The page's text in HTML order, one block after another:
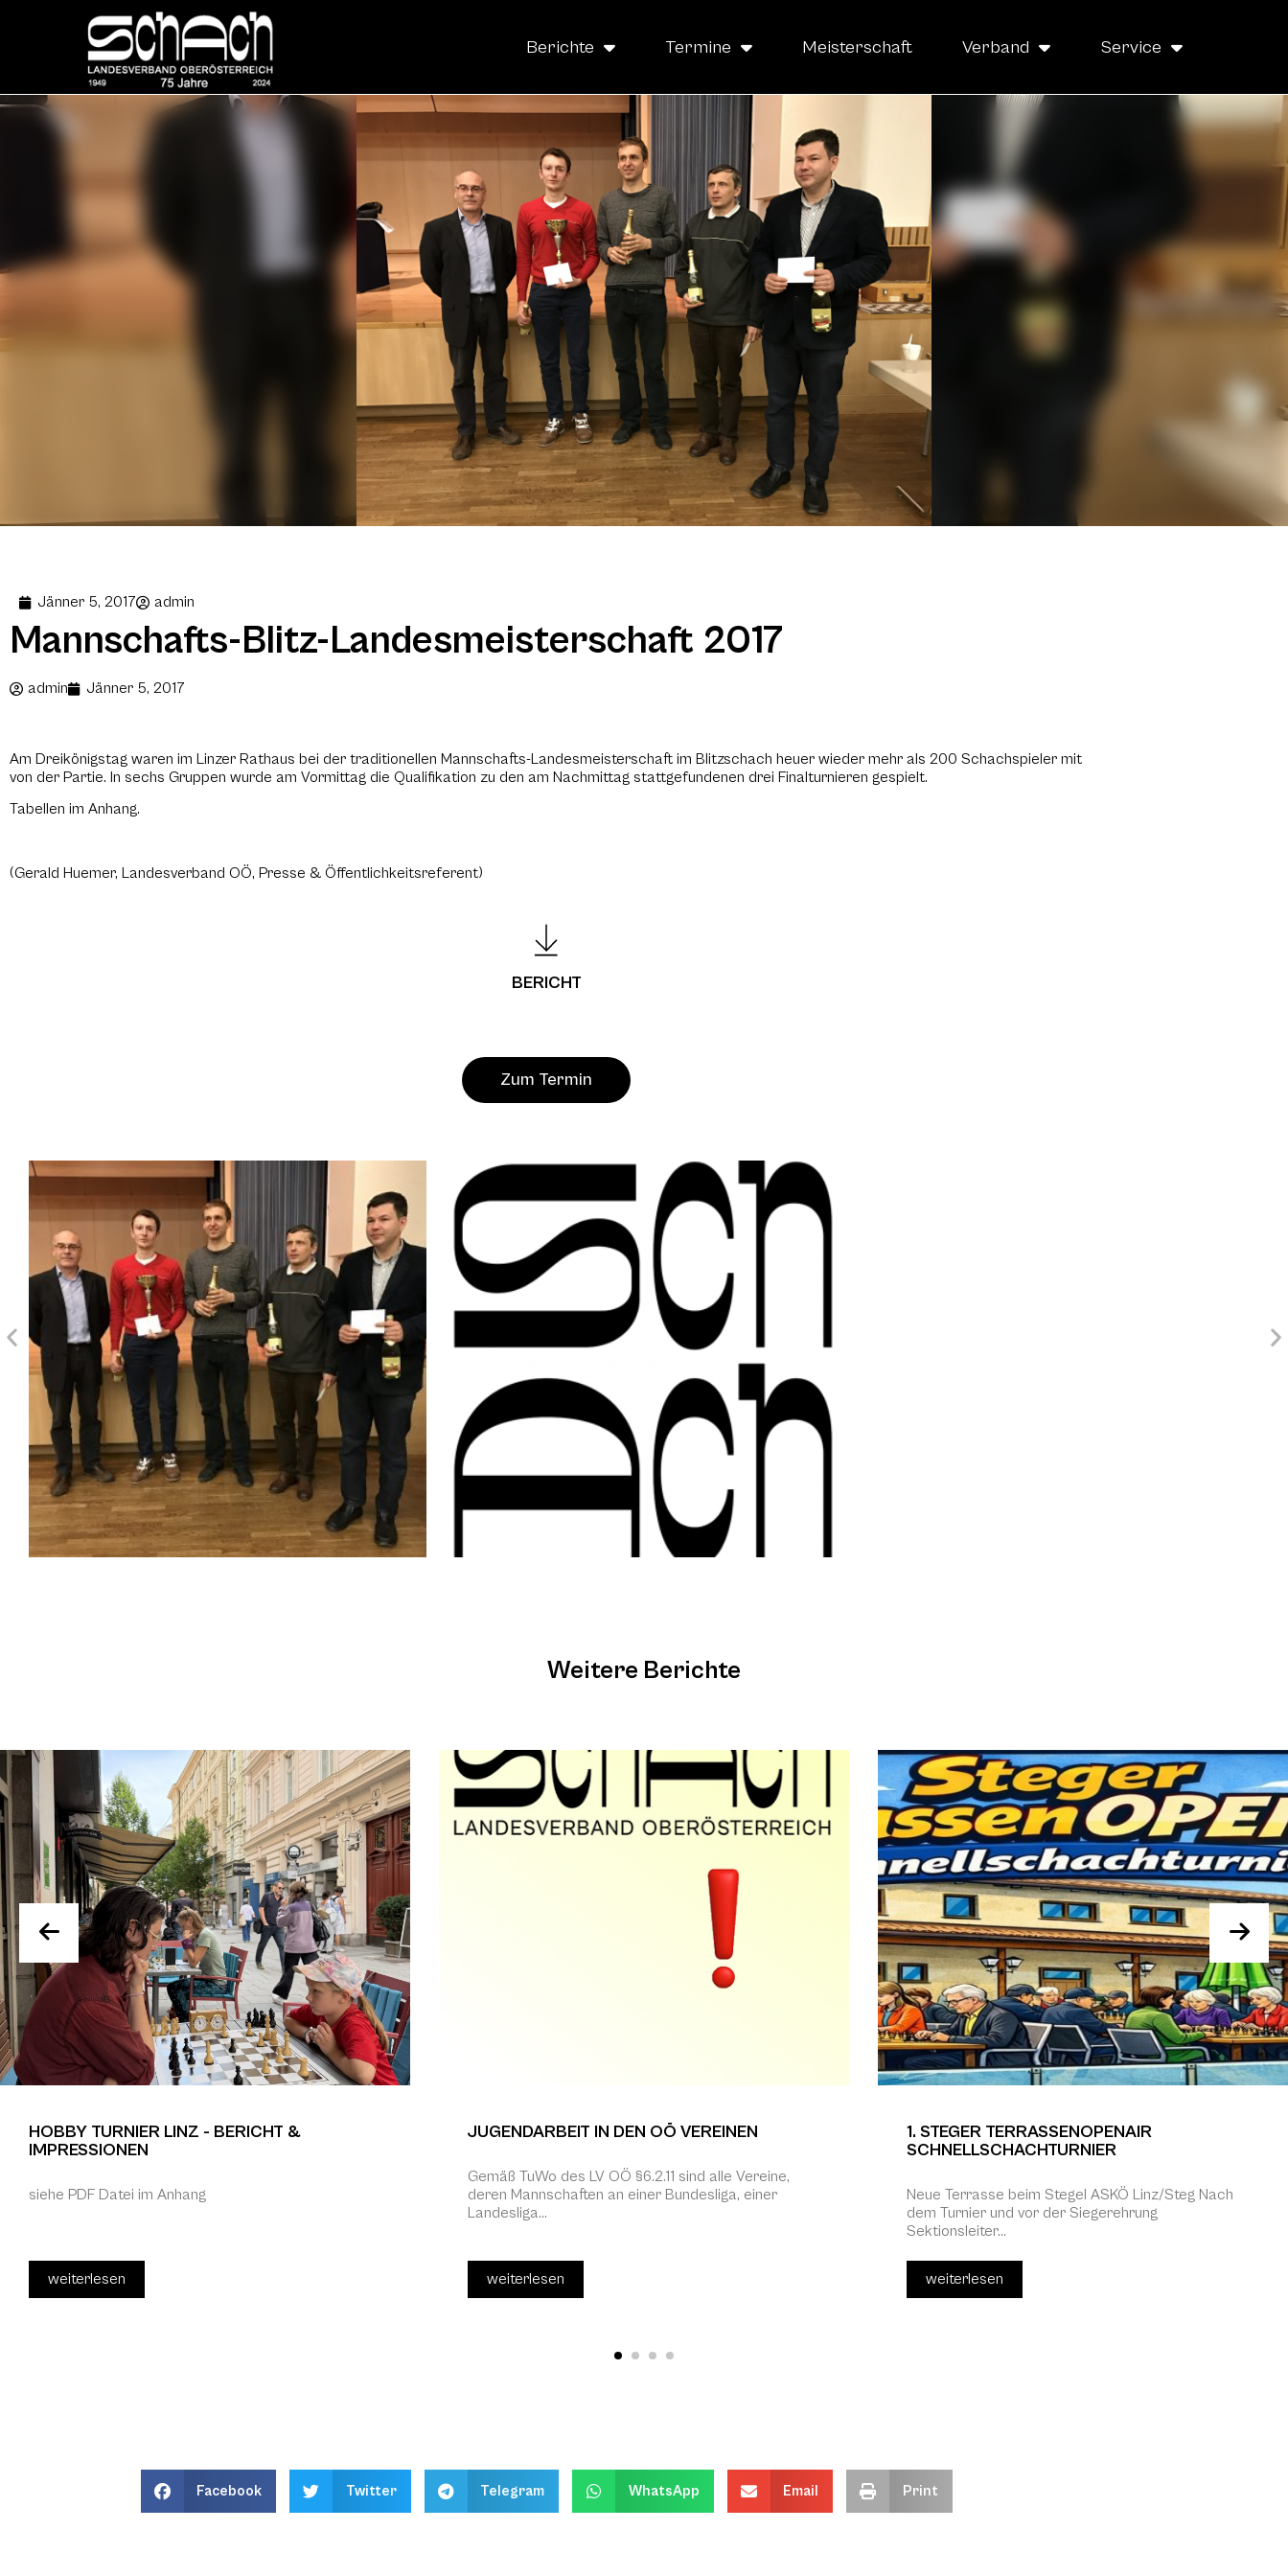
Berichte Termine Meisterschaft Verband Service
Jänner 5, 2017 admin
Mannschafts-Blitz-Landesmeisterschaft 2017
admin Jänner 5, 2017
Am Dreikönigstag waren im Linzer Rathaus bei der traditionellen Mannschafts-Landesmeisterschaft im Blitzschach heuer wieder mehr als 200 Schachspieler mit
von der Partie. In sechs Gruppen wurde am Vormittag die Qualifikation zu den am Nachmittag stattgefundenen drei Finalturnieren gespielt.
Tabellen im Anhang.
(Gerald Huemer, Landesverband OÖ, Presse & Öffentlichkeitsreferent)
BERICHT
Zum Termin
Weitere Berichte
HOBBY TURNIER LINZ - BERICHT &
IMPRESSIONEN
siehe PDF Datei im Anhang
weiterlesen
JUGENDARBEIT IN DEN OÖ VEREINEN
Gemäß TuWo des LV OÖ §6.2.11 sind alle Vereine,
deren Mannschaften an einer Bundesliga, einer
Landesliga...
weiterlesen
1. STEGER TERRASSENOPENAIR
SCHNELLSCHACHTURNIER
Neue Terrasse beim Stegel ASKÖ Linz/Steg Nach
dem Turnier und vor der Siegerehrung
Sektionsleiter...
weiterlesen
Facebook Twitter Telegram WhatsApp Email Print